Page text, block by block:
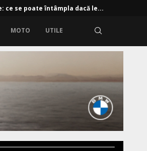
se poate întâmpla dacă le...
MOTO UTILE